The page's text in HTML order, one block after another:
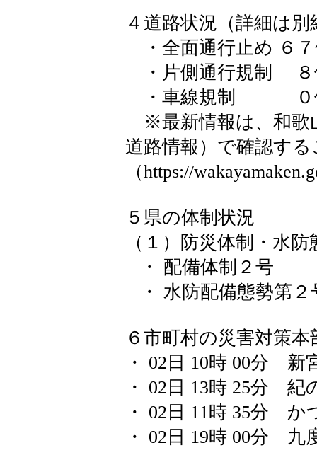
４道路状況（詳細は
・全面通行止め ６
・片側通行規制 ８
・車線規制 ０
※最新情報は、和歌
道路情報）で確認す
（https://
５県の体制状況
（１）防災体制・水防
・ 配備体制２号
・ 水防配備態勢第２
６市町村の災害対策本
・ 02日 10時 00分 新
・ 02日 13時 25分 紀
・ 02日 11時 35分 か
・ 02日 19時 00分 九